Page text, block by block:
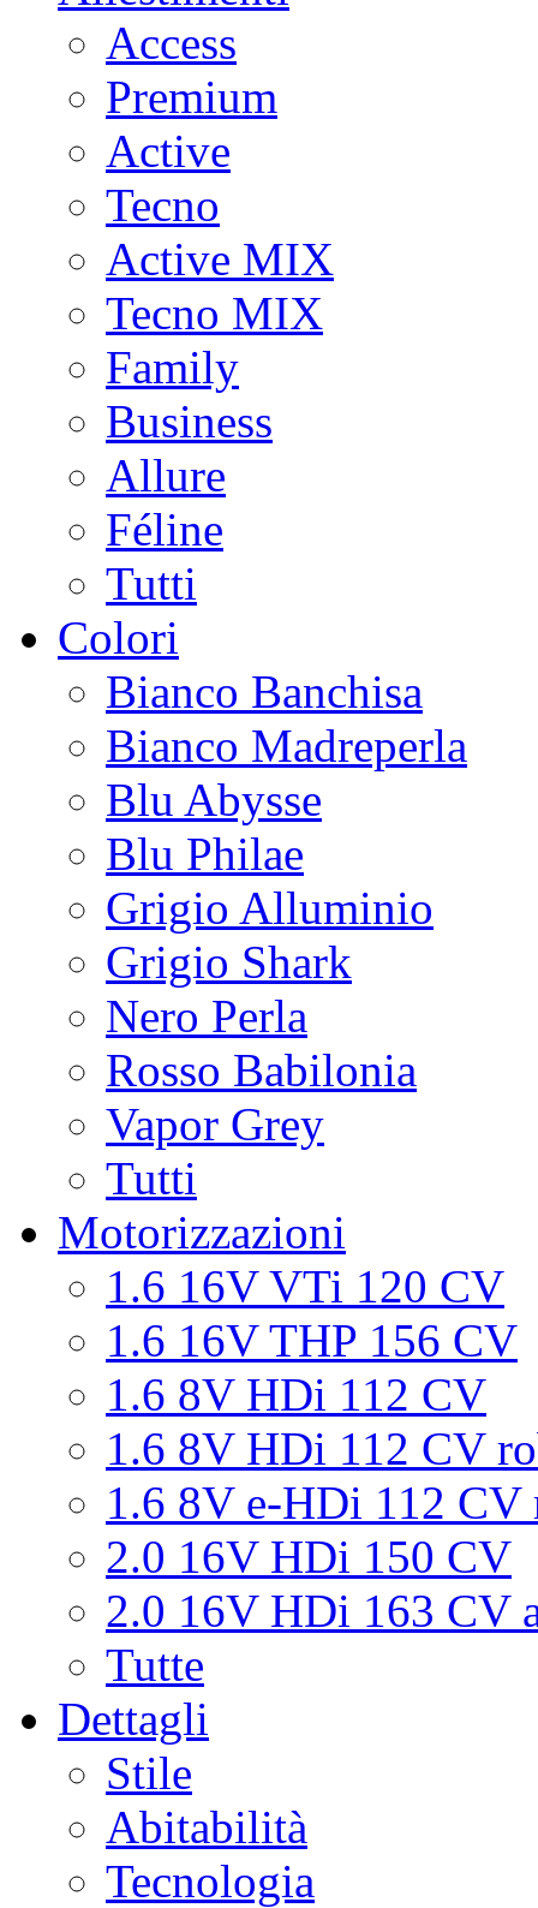
Access
Premium
Active
Tecno
Active MIX
Tecno MIX
Family
Business
Allure
Féline
Tutti
Colori
Bianco Banchisa
Bianco Madreperla
Blu Abysse
Blu Philae
Grigio Alluminio
Grigio Shark
Nero Perla
Rosso Babilonia
Vapor Grey
Tutti
Motorizzazioni
1.6 16V VTi 120 CV
1.6 16V THP 156 CV
1.6 8V HDi 112 CV
1.6 8V HDi 112 CV
1.6 8V e-HDi 112 CV
2.0 16V HDi 150 CV
2.0 16V HDi 163 CV
Tutte
Dettagli
Stile
Abitabilità
Tecnologia